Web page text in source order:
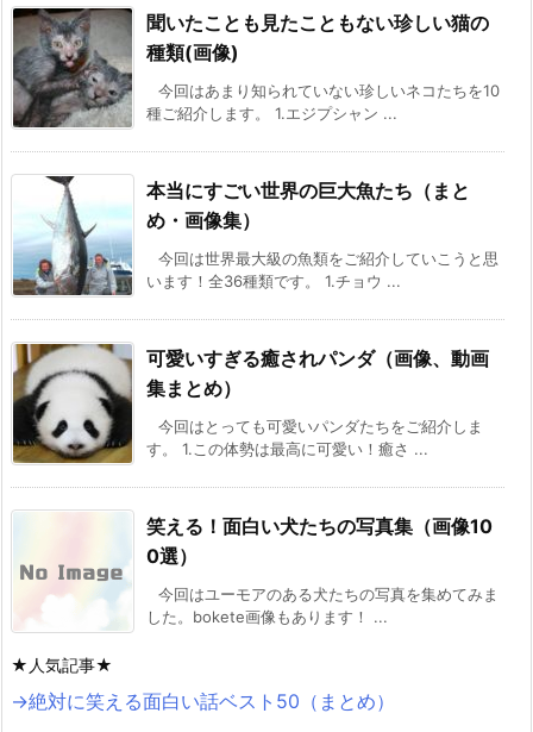
聞いたことも見たこともない珍しい猫の
種類(画像)
今回はあまり知られていない珍しいネコたちを10
種ご紹介します。 1.エジプシャン ...
本当にすごい世界の巨大魚たち（まと
め・画像集）
今回は世界最大級の魚類をご紹介していこうと思
います！全36種類です。 1.チョウ ...
可愛いすぎる癒されパンダ（画像、動画
集まとめ）
今回はとっても可愛いパンダたちをご紹介しま
す。 1.この体勢は最高に可愛い！癒さ ...
笑える！面白い犬たちの写真集（画像10
0選）
今回はユーモアのある犬たちの写真を集めてみま
した。bokete画像もあります！ ...
★人気記事★
→絶対に笑える面白い話ベスト50（まとめ）